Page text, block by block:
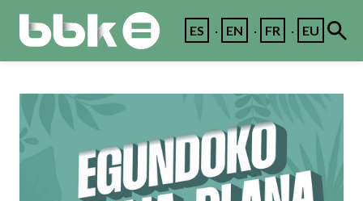
ES EN FR EU